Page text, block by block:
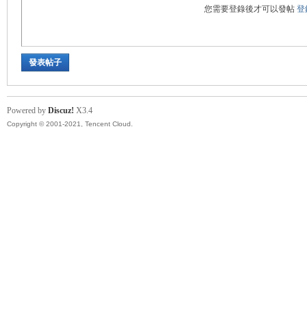
您需要登錄後才可以發帖 登
發表帖子
Powered by Discuz! X3.4
Copyright © 2001-2021, Tencent Cloud.